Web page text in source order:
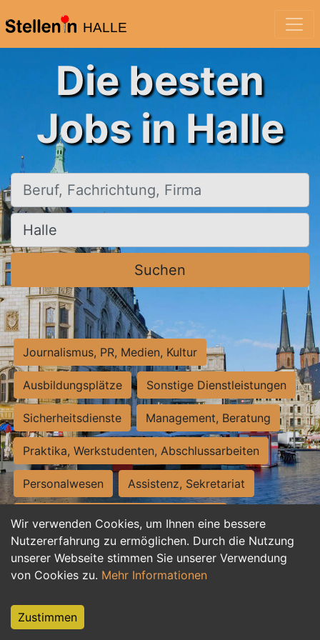
HALLE
Wir verwenden Cookies, um Ihnen eine bessere
Nutzererfahrung zu ermöglichen. Durch die Nutzung
unserer Webseite stimmen Sie unserer Verwendung
von Cookies zu. Mehr Informationen
Zustimmen
Die besten
Jobs in Halle
Beruf, Fachrichtung, Firma
Ort, Stadt
Suchen
Journalismus, PR, Medien, Kultur
Ausbildungsplätze Sonstige Dienstleistungen
Sicherheitsdienste Management, Beratung
Praktika, Werkstudenten, Abschlussarbeiten
Personalwesen Assistenz, Sekretariat
Hilfskräfte, Aushilfs- und Nebenjobs
Einkauf, Logistik, Materialwirtschaft
Weiterbildung, Studium, duale Ausbildung
Tourismus